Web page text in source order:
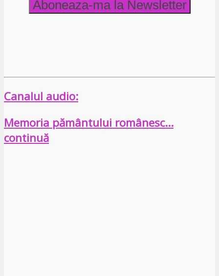
Canalul audio:
Memoria pământului românesc…
continuă